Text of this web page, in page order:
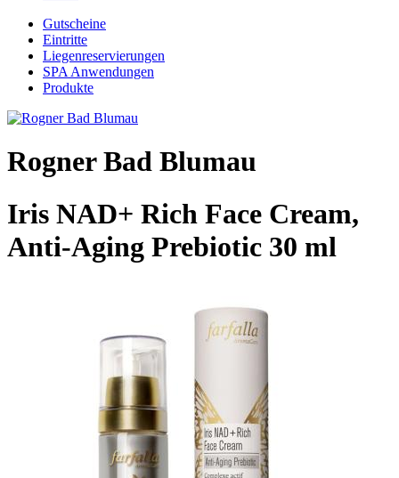
Gutscheine
Eintritte
Liegenreservierungen
SPA Anwendungen
Produkte
Rogner Bad Blumau
Iris NAD+ Rich Face Cream,
Anti-Aging Prebiotic 30 ml